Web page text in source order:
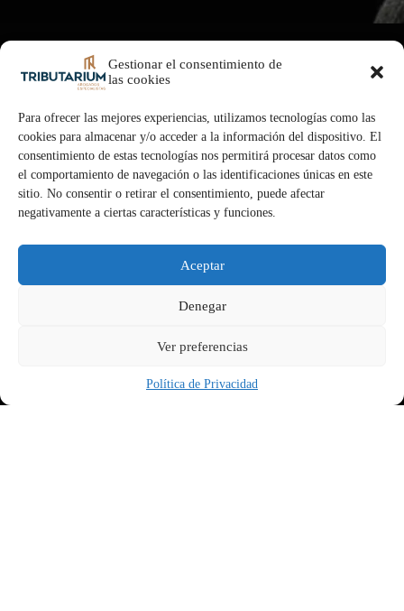
Gestionar el consentimiento de
las cookies
Para ofrecer las mejores experiencias, utilizamos tecnologías como las
cookies para almacenar y/o acceder a la información del dispositivo. El
consentimiento de estas tecnologías nos permitirá procesar datos como
el comportamiento de navegación o las identificaciones únicas en este
sitio. No consentir o retirar el consentimiento, puede afectar
negativamente a ciertas características y funciones.
Aceptar
Denegar
Ver preferencias
Política de Privacidad